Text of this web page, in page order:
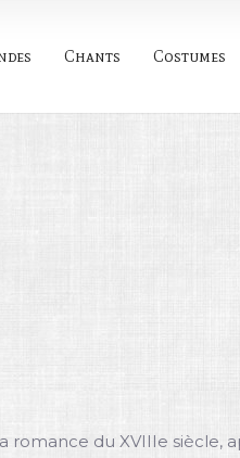
Chants Costumes
romance du XVIIIe siècle,